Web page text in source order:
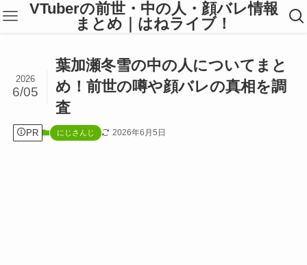
VTuberの前世・中の人・顔バレ情報
まとめ｜はねライブ！
葉加瀬冬雪の中の人についてまと
め！前世の噂や顔バレの真相を調
査
2026
6/05
PR にじさんじ 2026年6月5日